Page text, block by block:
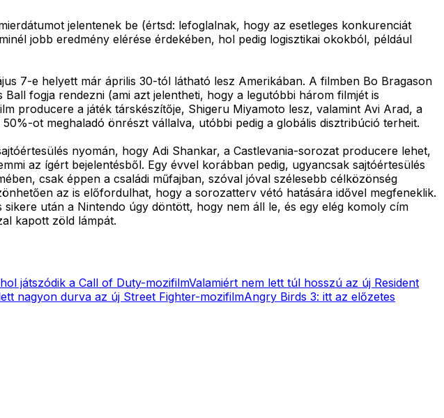
jelentenek be (értsd: lefoglalnak, hogy az esetleges konkurenciát
jobb eredmény elérése érdekében, hol pedig logisztikai okokból, például
7-e helyett már április 30-tól látható lesz Amerikában. A filmben Bo Bragason
fogja rendezni (ami azt jelentheti, hogy a legutóbbi három filmjét is
producere a játék társkészítője, Shigeru Miyamoto lesz, valamint Avi Arad, a
ot meghaladó önrészt vállalva, utóbbi pedig a globális disztribúció terheit.
nyomán, hogy Adi Shankar, a Castlevania-sorozat producere lehet,
az ígért bejelentésből. Egy évvel korábban pedig, ugyancsak sajtóértesülés
csak éppen a családi műfajban, szóval jóval szélesebb célközönség
az is előfordulhat, hogy a sorozatterv vétó hatására idővel megfeneklik.
után a Nintendo úgy döntött, hogy nem áll le, és egy elég komoly cím
kapott zöld lámpát.
játszódik a Call of Duty-mozifilmValamiért nem lett túl hosszú az új Resident
nagyon durva az új Street Fighter-mozifilmAngry Birds 3: itt az előzetes